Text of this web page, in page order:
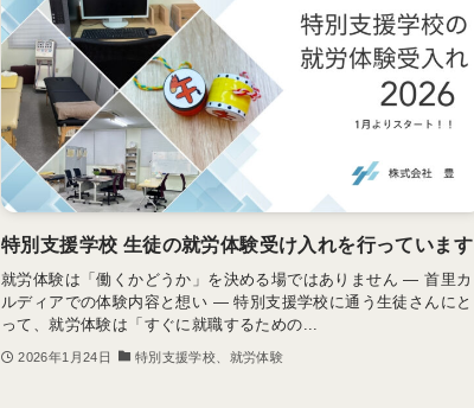
特別支援学校 生徒の就労体験受け入れを行っています
就労体験は「働くかどうか」を決める場ではありません ― 首里カ
ルディアでの体験内容と想い ― 特別支援学校に通う生徒さんにと
って、就労体験は「すぐに就職するための...
2026年1月24日 特別支援学校、就労体験